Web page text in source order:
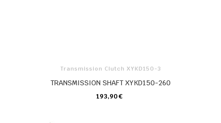
Transmission Clutch XYKD150-3
TRANSMISSION SHAFT XYKD150-260
193,90 €
KARTE